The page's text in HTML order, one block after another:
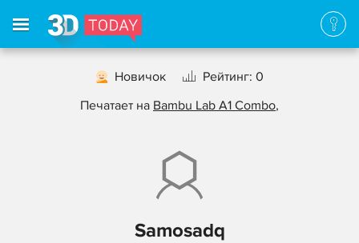
Новичок
Рейтинг: 0
Печатает на Bambu Lab A1 Combo,
Samosadq